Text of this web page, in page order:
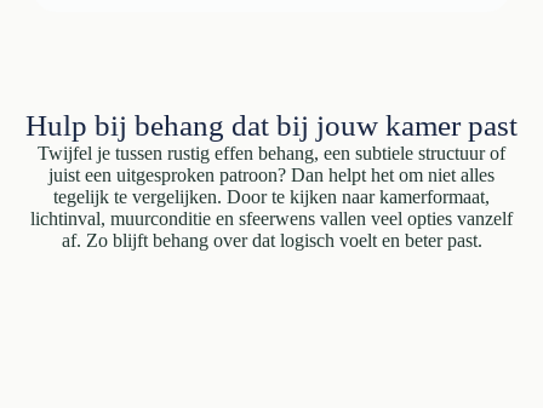
Hulp bij behang dat bij jouw kamer past
Twijfel je tussen rustig effen behang, een subtiele structuur of
juist een uitgesproken patroon? Dan helpt het om niet alles
tegelijk te vergelijken. Door te kijken naar kamerformaat,
lichtinval, muurconditie en sfeerwens vallen veel opties vanzelf
af. Zo blijft behang over dat logisch voelt en beter past.